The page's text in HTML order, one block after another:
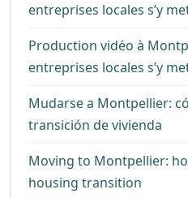
entreprises locales s’y
Production vidéo à
entreprises locales s’y
Mudarse a Montpellier:
transición de vivienda
Moving to Montpellier:
housing transition